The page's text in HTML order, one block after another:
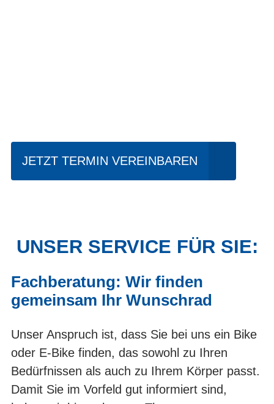
JETZT TERMIN VEREINBAREN
UNSER SERVICE FÜR SIE:
Fachberatung: Wir finden
gemeinsam Ihr Wunschrad
Unser Anspruch ist, dass Sie bei uns ein Bike
oder E-Bike finden, das sowohl zu Ihren
Bedürfnissen als auch zu Ihrem Körper passt.
Damit Sie im Vorfeld gut informiert sind,